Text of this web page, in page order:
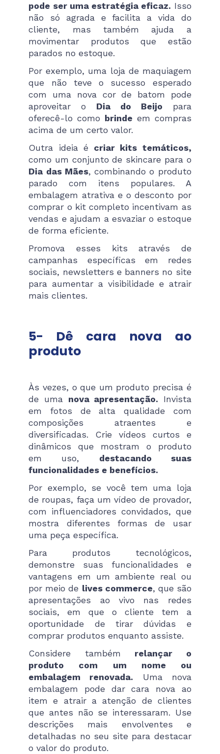
pode ser uma estratégia eficaz. Isso
não só agrada e facilita a vida do
cliente, mas também ajuda a
movimentar produtos que estão
parados no estoque.
Por exemplo, uma loja de maquiagem
que não teve o sucesso esperado
com uma nova cor de batom pode
aproveitar o Dia do Beijo para
oferecê-lo como brinde em compras
acima de um certo valor.
Outra ideia é criar kits temáticos,
como um conjunto de skincare para o
Dia das Mães, combinando o produto
parado com itens populares. A
embalagem atrativa e o desconto por
comprar o kit completo incentivam as
vendas e ajudam a esvaziar o estoque
de forma eficiente.
Promova esses kits através de
campanhas específicas em redes
sociais, newsletters e banners no site
para aumentar a visibilidade e atrair
mais clientes.
5- Dê cara nova ao
produto
Às vezes, o que um produto precisa é
de uma nova apresentação. Invista
em fotos de alta qualidade com
composições atraentes e
diversificadas. Crie vídeos curtos e
dinâmicos que mostram o produto
em uso, destacando suas
funcionalidades e benefícios.
Por exemplo, se você tem uma loja
de roupas, faça um vídeo de provador,
com influenciadores convidados, que
mostra diferentes formas de usar
uma peça específica.
Para produtos tecnológicos,
demonstre suas funcionalidades e
vantagens em um ambiente real ou
por meio de lives commerce, que são
apresentações ao vivo nas redes
sociais, em que o cliente tem a
oportunidade de tirar dúvidas e
comprar produtos enquanto assiste.
Considere também relançar o
produto com um nome ou
embalagem renovada. Uma nova
embalagem pode dar cara nova ao
item e atrair a atenção de clientes
que antes não se interessaram. Use
descrições mais envolventes e
detalhadas no seu site para destacar
o valor do produto.